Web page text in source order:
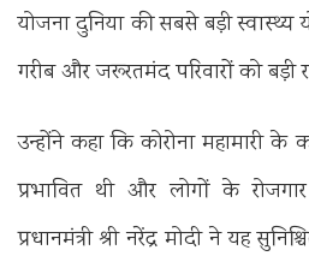
योजना दुनिया की सबसे बड़ी
गरीब और जरूरतमंद परिवारों को बड़ी
उन्होंने कहा कि कोरोना महामारी
प्रभावित थी और लोगों के
प्रधानमंत्री श्री नरेंद्र मोदी ने यह